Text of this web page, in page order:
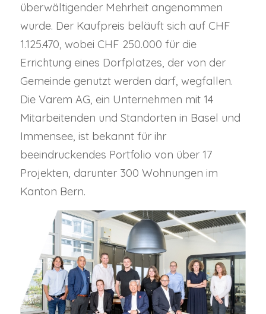
überwältigender Mehrheit angenommen
wurde. Der Kaufpreis beläuft sich auf CHF
1.125.470, wobei CHF 250.000 für die
Errichtung eines Dorfplatzes, der von der
Gemeinde genutzt werden darf, wegfallen.
Die Varem AG, ein Unternehmen mit 14
Mitarbeitenden und Standorten in Basel und
Immensee, ist bekannt für ihr
beeindruckendes Portfolio von über 17
Projekten, darunter 300 Wohnungen im
Kanton Bern.